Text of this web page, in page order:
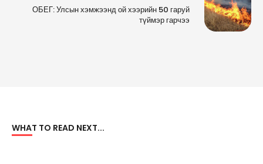
ОБЕГ: Улсын хэмжээнд ой хээрийн 50 гаруй
түймэр гарчээ
WHAT TO READ NEXT...